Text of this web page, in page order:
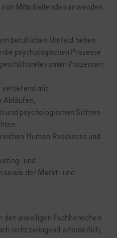
Mitarbeitenden anwenden.
beruflichen Umfeld neben
psychologischen Prozesse
Prozessen
vertiefend mit
Abläufen,
und psychologischen Sichten
Human Resources und
und
sowie der Markt- und
den jeweiligen Fachbereichen
nicht zwingend erforderlich,